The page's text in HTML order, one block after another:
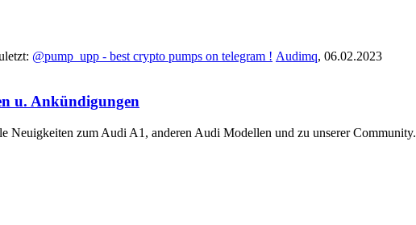
@pump_upp - best crypto pumps on telegram ! Audimq, 06.02.2023
u. Ankündigungen
Neuigkeiten zum Audi A1, anderen Audi Modellen und zu unserer Community.